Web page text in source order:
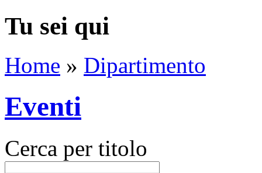
Tu sei qui
Home » Dipartimento
Eventi
Cerca per titolo